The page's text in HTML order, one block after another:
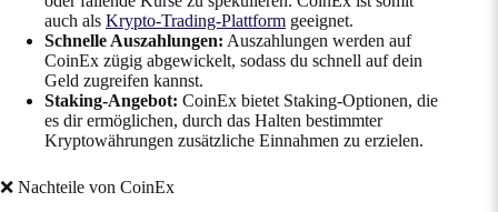
auch als Krypto-Trading-Plattform geeignet.
Schnelle Auszahlungen: Auszahlungen werden auf
CoinEx zügig abgewickelt, sodass du schnell auf dein
Geld zugreifen kannst.
Staking-Angebot: CoinEx bietet Staking-Optionen, die
es dir ermöglichen, durch das Halten bestimmter
Kryptowährungen zusätzliche Einnahmen zu erzielen.
❌ Nachteile von CoinEx